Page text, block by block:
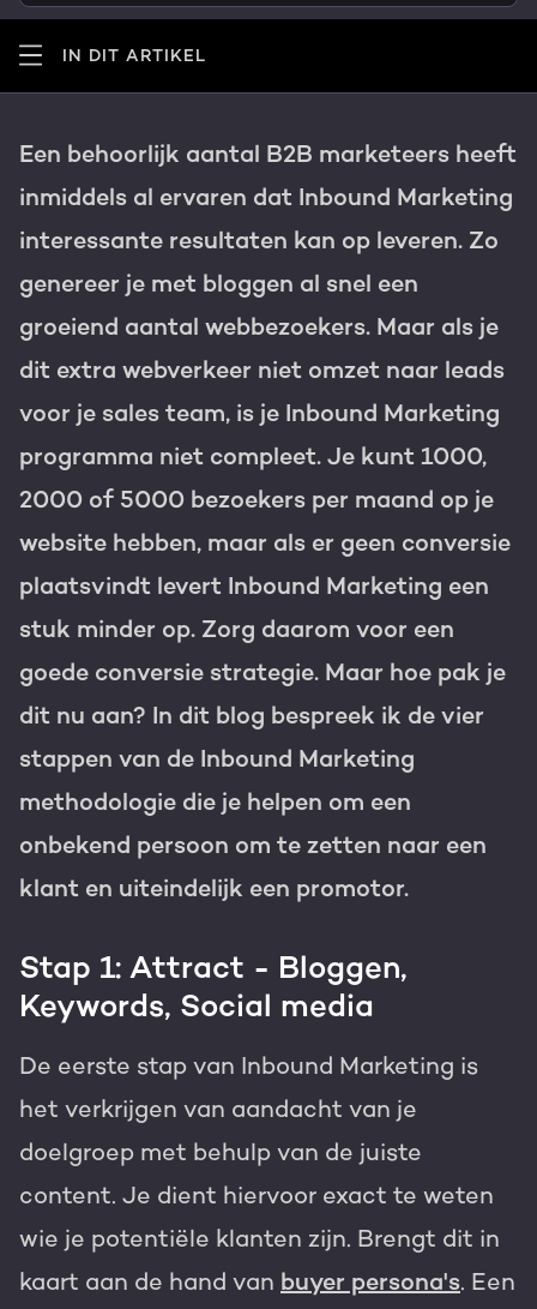
Content & design
WEBSITE SERVICES
HubSpot websites
Membership portals
Growth-driven design
Awards
PORTAL REVIEW
Haal alles uit je HubSpot licentie
Gratis portal scan
Nederlands Zoek
IN DIT ARTIKEL
Een behoorlijk aantal B2B marketeers heeft
inmiddels al ervaren dat Inbound Marketing
interessante resultaten kan op leveren. Zo
genereer je met bloggen al snel een
groeiend aantal webbezoekers. Maar als je
dit extra webverkeer niet omzet naar leads
voor je sales team, is je Inbound Marketing
programma niet compleet. Je kunt 1000,
2000 of 5000 bezoekers per maand op je
website hebben, maar als er geen conversie
plaatsvindt levert Inbound Marketing een
stuk minder op. Zorg daarom voor een
goede conversie strategie. Maar hoe pak je
dit nu aan? In dit blog bespreek ik de vier
stappen van de Inbound Marketing
methodologie die je helpen om een
onbekend persoon om te zetten naar een
klant en uiteindelijk een promotor.
Stap 1: Attract - Bloggen,
Keywords, Social media
De eerste stap van Inbound Marketing is
het verkrijgen van aandacht van je
doelgroep met behulp van de juiste
content. Je dient hiervoor exact te weten
wie je potentiële klanten zijn. Brengt dit in
kaart aan de hand van buyer persona's. Een